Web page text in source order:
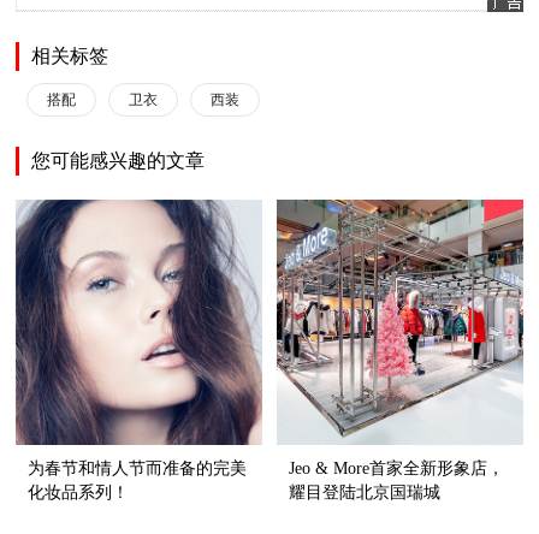
相关标签
搭配 卫衣 西装
您可能感兴趣的文章
为春节和情人节而准备的完美
化妆品系列！
Jeo & More首家全新形象店，
耀目登陆北京国瑞城